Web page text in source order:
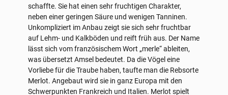
schaffte. Sie hat einen sehr fruchtigen Charakter,
neben einer geringen Säure und wenigen Tanninen.
Unkompliziert im Anbau zeigt sie sich sehr fruchtbar
auf Lehm- und Kalkböden und reift früh aus. Der Name
lässt sich vom französischem Wort „merle“ ableiten,
was übersetzt Amsel bedeutet. Da die Vögel eine
Vorliebe für die Traube haben, taufte man die Rebsorte
Merlot. Angebaut wird sie in ganz Europa mit den
Schwerpunkten Frankreich und Italien. Merlot spielt